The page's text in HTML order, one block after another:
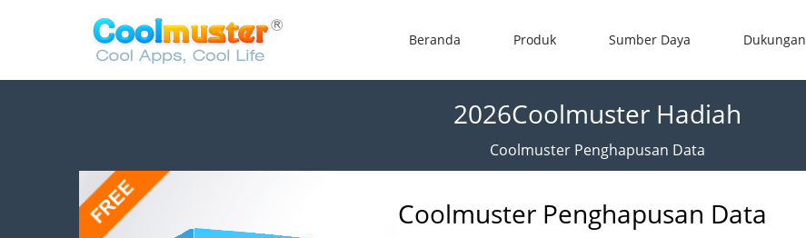
Beranda Produk Sumber Daya Dukungan
2026Coolmuster Hadiah
Coolmuster Penghapusan Data
Coolmuster Penghapusan Data